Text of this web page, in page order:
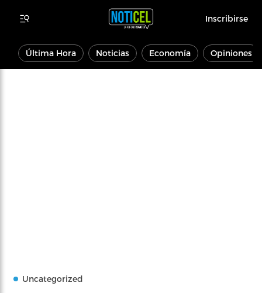
Inscribirse
Última Hora Noticias Economía Opiniones
Uncategorized